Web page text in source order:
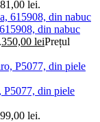
lei.
din nabuc
350,00 leiPrețul
din piele
lei.